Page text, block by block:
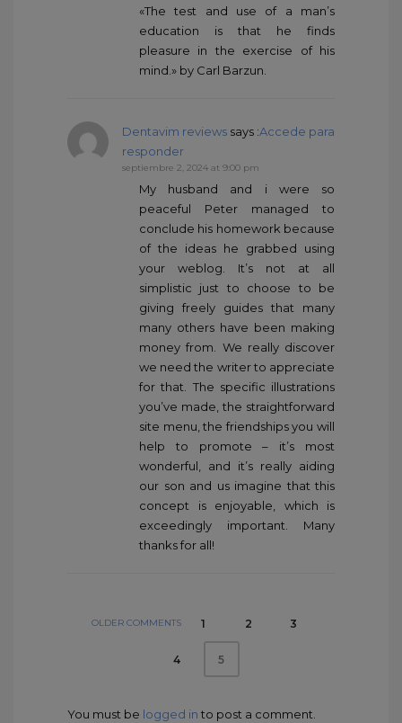
«The test and use of a man’s
education is that he finds
pleasure in the exercise of his
mind.» by Carl Barzun.
Dentavim reviews says :Accede para
responder
septiembre 2, 2024 at 9:00 pm
My husband and i were so
peaceful Peter managed to
conclude his homework because
of the ideas he grabbed using
your weblog. It’s not at all
simplistic just to choose to be
giving freely guides that many
many others have been making
money from. We really discover
we need the writer to appreciate
for that. The specific illustrations
you’ve made, the straightforward
site menu, the friendships you will
help to promote – it’s most
wonderful, and it’s really aiding
our son and us imagine that this
concept is enjoyable, which is
exceedingly important. Many
thanks for all!
OLDER COMMENTS 1 2 3
4 5
You must be logged in to post a comment.